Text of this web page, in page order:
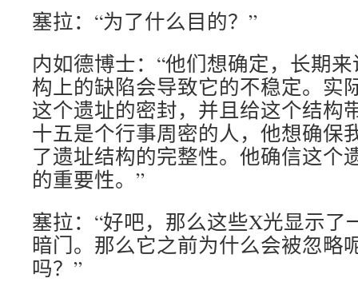
塞拉：“为了什么目的？”
内如德博士：“他们想确定，长期
构上的缺陷会导致它的不稳定。实
这个遗址的密封，并且给这个结构
十五是个行事周密的人，他想确保
了遗址结构的完整性。他确信这个
的重要性。”
塞拉：“好吧，那么这些X光显示了
暗门。那么它之前为什么会被忽略
吗？”